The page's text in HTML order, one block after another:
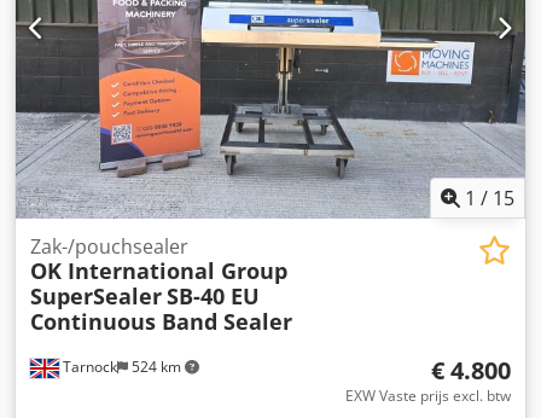
1 / 15
Tarnock 524 km
Zak-/pouchsealer
OK International Group
SuperSealerSB-40 EU
Continuous Band Sealer
€ 4.800
EXW Vaste prijs excl. btw